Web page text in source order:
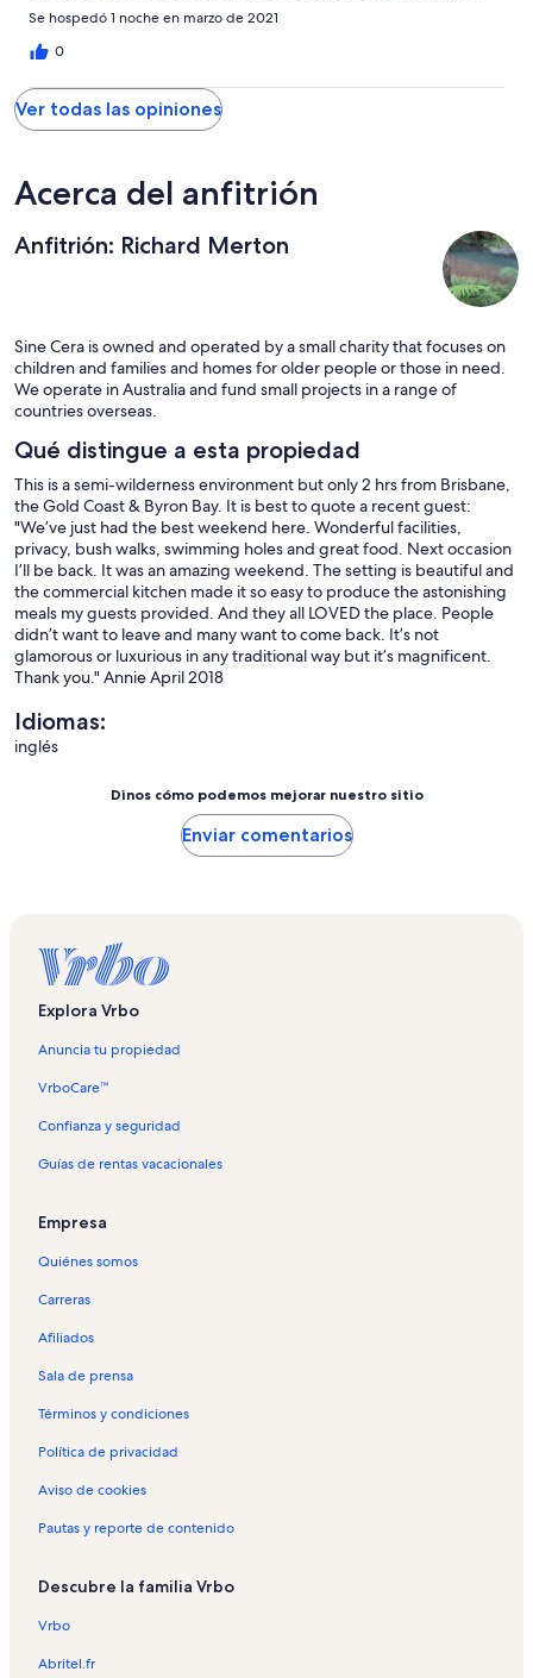
Se hospedó 1 noche en marzo de 2021
0
Ver todas las opiniones
Acerca del anfitrión
Anfitrión: Richard Merton
Sine Cera is owned and operated by a small charity that focuses on
children and families and homes for older people or those in need.
We operate in Australia and fund small projects in a range of
countries overseas.
Qué distingue a esta propiedad
This is a semi-wilderness environment but only 2 hrs from Brisbane,
the Gold Coast & Byron Bay. It is best to quote a recent guest:
"We’ve just had the best weekend here. Wonderful facilities,
privacy, bush walks, swimming holes and great food. Next occasion
I’ll be back. It was an amazing weekend. The setting is beautiful and
the commercial kitchen made it so easy to produce the astonishing
meals my guests provided. And they all LOVED the place. People
didn’t want to leave and many want to come back. It’s not
glamorous or luxurious in any traditional way but it’s magnificent.
Thank you." Annie April 2018
Idiomas:
inglés
Dinos cómo podemos mejorar nuestro sitio
Enviar comentarios
Explora Vrbo
Anuncia tu propiedad
VrboCare™
Confianza y seguridad
Guías de rentas vacacionales
Empresa
Quiénes somos
Carreras
Afiliados
Sala de prensa
Términos y condiciones
Política de privacidad
Aviso de cookies
Pautas y reporte de contenido
Descubre la familia Vrbo
Vrbo
Abritel.fr